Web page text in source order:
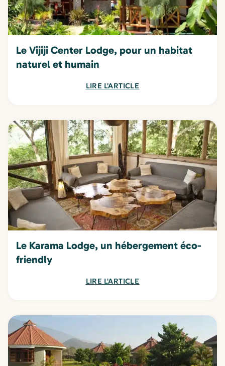
Le Vijiji Center Lodge, pour un habitat
naturel et humain
LIRE L'ARTICLE
Le Karama Lodge, un hébergement éco-
friendly
LIRE L'ARTICLE